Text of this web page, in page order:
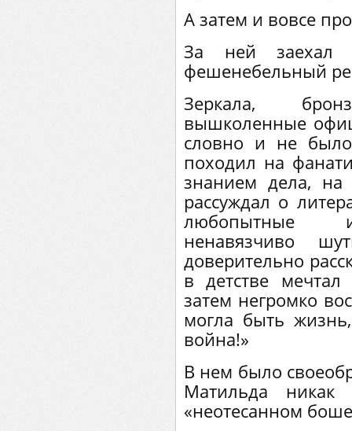
А затем и вовсе
За ней
фешенебельный
Зеркала,
вышколенные
словно и не
походил на
знанием дела, на
рассуждал о
любопытные
ненавязчиво
доверительно
в детстве
затем негромко
могла быть
война!»
В нем было
Матильда
«неотесанном